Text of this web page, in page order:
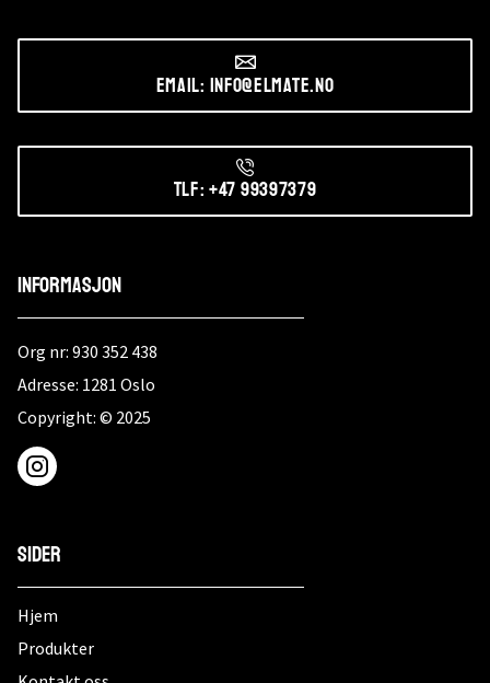
Email: info@elmate.no
Tlf: +47 99397379
Informasjon
Org nr: 930 352 438
Adresse: 1281 Oslo
Copyright: © 2025
Sider
Hjem
Produkter